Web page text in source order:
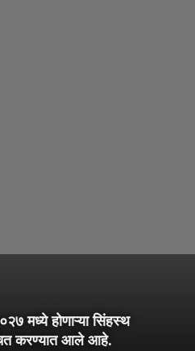
मध्ये होणाऱ्या सिंहस्थ
करण्यात आले आहे.